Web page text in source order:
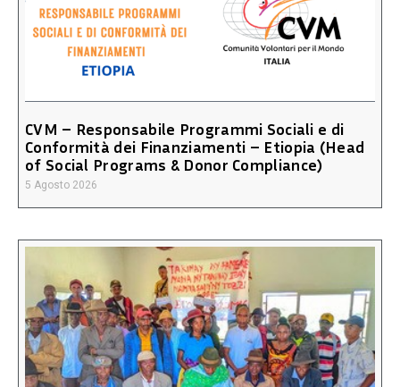
CVM – Responsabile Programmi Sociali e di
Conformità dei Finanziamenti – Etiopia (Head
of Social Programs & Donor Compliance)
5 Agosto 2026